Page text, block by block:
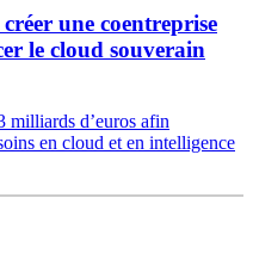
une coentreprise
le cloud souverain
milliards d’euros afin
en cloud et en intelligence